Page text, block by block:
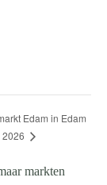
Edam in Edam
markten